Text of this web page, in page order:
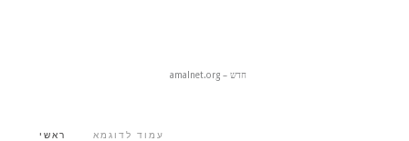
חדש – amalnet.org
ראשי עמוד לדוגמא